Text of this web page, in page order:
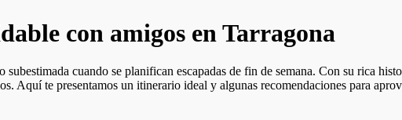
con amigos en Tarragona
cuando se planifican escapadas de fin de semana. Con su rica
Aquí te presentamos un itinerario ideal y algunas recomendaciones para